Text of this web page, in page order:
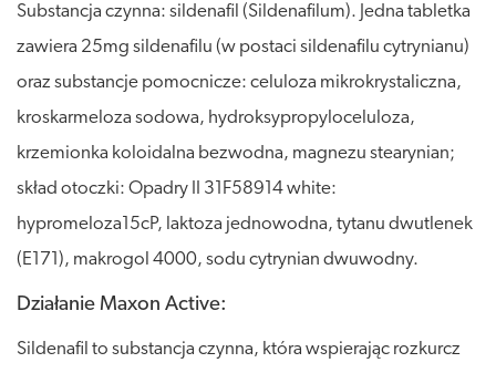
Substancja czynna: sildenafil (Sildenafilum). Jedna tabletka
zawiera 25mg sildenafilu (w postaci sildenafilu cytrynianu)
oraz substancje pomocnicze: celuloza mikrokrystaliczna,
kroskarmeloza sodowa, hydroksypropyloceluloza,
krzemionka koloidalna bezwodna, magnezu stearynian;
skład otoczki: Opadry II 31F58914 white:
hypromeloza15cP, laktoza jednowodna, tytanu dwutlenek
(E171), makrogol 4000, sodu cytrynian dwuwodny.
Działanie Maxon Active:
Sildenafil to substancja czynna, która wspierając rozkurcz